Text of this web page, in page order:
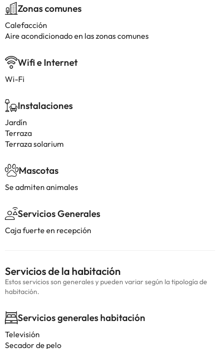
Zonas comunes
Calefacción
Aire acondicionado en las zonas comunes
Wifi e Internet
Wi-Fi
Instalaciones
Jardín
Terraza
Terraza solarium
Mascotas
Se admiten animales
Servicios Generales
Caja fuerte en recepción
Servicios de la habitación
Estos servicios son generales y pueden variar según la tipología de
habitación.
Servicios generales habitación
Televisión
Secador de pelo